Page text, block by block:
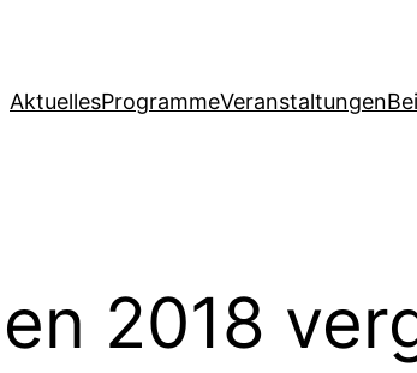
AktuellesProgrammeVeranstaltungen
2018